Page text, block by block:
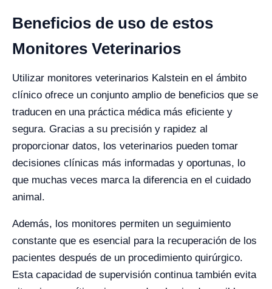
Beneficios de uso de estos
Monitores Veterinarios
Utilizar monitores veterinarios Kalstein en el ámbito
clínico ofrece un conjunto amplio de beneficios que se
traducen en una práctica médica más eficiente y
segura. Gracias a su precisión y rapidez al
proporcionar datos, los veterinarios pueden tomar
decisiones clínicas más informadas y oportunas, lo
que muchas veces marca la diferencia en el cuidado
animal.
Además, los monitores permiten un seguimiento
constante que es esencial para la recuperación de los
pacientes después de un procedimiento quirúrgico.
Esta capacidad de supervisión continua también evita